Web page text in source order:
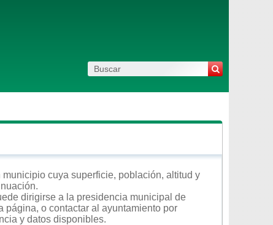
cuya superficie, población, altitud y
dirigirse a la presidencia municipal de
página, o contactar al ayuntamiento por
y datos disponibles.